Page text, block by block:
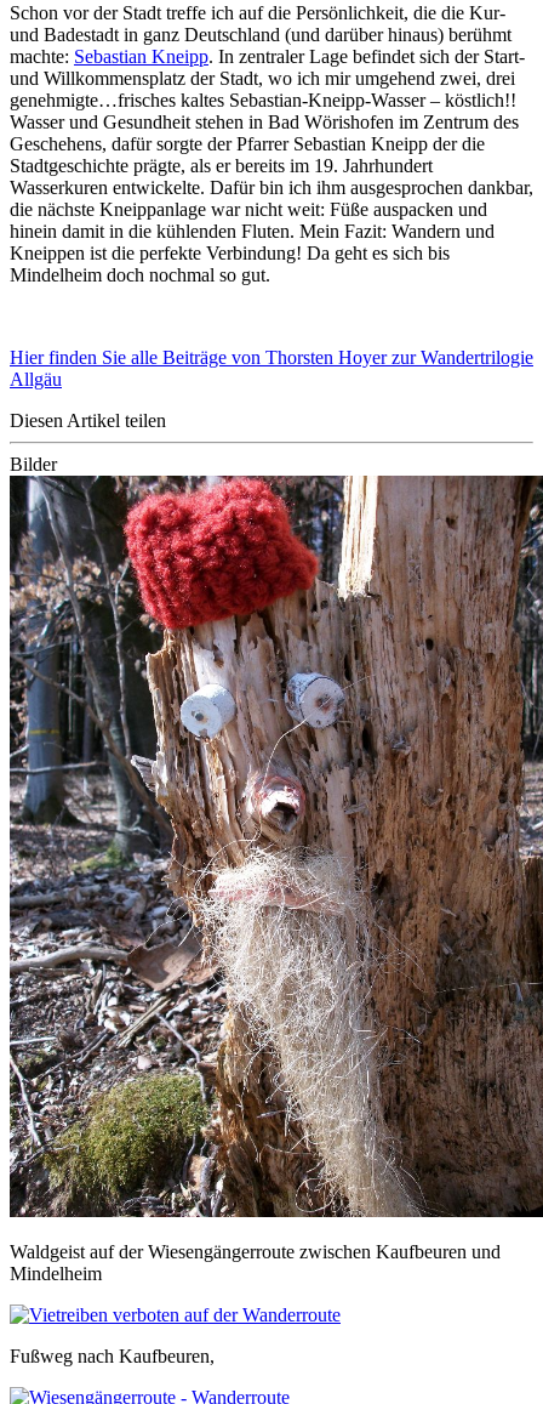
Schon vor der Stadt treffe ich auf die Persönlichkeit, die die Kur-
und Badestadt in ganz Deutschland (und darüber hinaus) berühmt
machte: Sebastian Kneipp. In zentraler Lage befindet sich der Start-
und Willkommensplatz der Stadt, wo ich mir umgehend zwei, drei
genehmigte…frisches kaltes Sebastian-Kneipp-Wasser – köstlich!!
Wasser und Gesundheit stehen in Bad Wörishofen im Zentrum des
Geschehens, dafür sorgte der Pfarrer Sebastian Kneipp der die
Stadtgeschichte prägte, als er bereits im 19. Jahrhundert
Wasserkuren entwickelte. Dafür bin ich ihm ausgesprochen dankbar,
die nächste Kneippanlage war nicht weit: Füße auspacken und
hinein damit in die kühlenden Fluten. Mein Fazit: Wandern und
Kneippen ist die perfekte Verbindung! Da geht es sich bis
Mindelheim doch nochmal so gut.
Hier finden Sie alle Beiträge von Thorsten Hoyer zur Wandertrilogie
Allgäu
Diesen Artikel teilen
Bilder
Waldgeist auf der Wiesengängerroute zwischen Kaufbeuren und
Mindelheim
Fußweg nach Kaufbeuren,